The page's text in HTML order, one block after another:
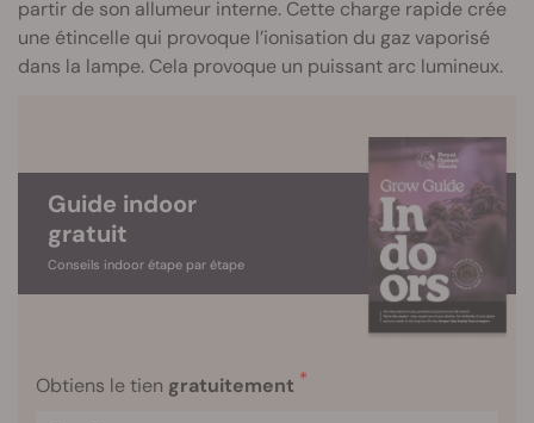
partir de son allumeur interne. Cette charge rapide crée
une étincelle qui provoque l’ionisation du gaz vaporisé
dans la lampe. Cela provoque un puissant arc lumineux.
Guide indoor
gratuit
Conseils indoor étape par étape
Obtiens le tien gratuitement *